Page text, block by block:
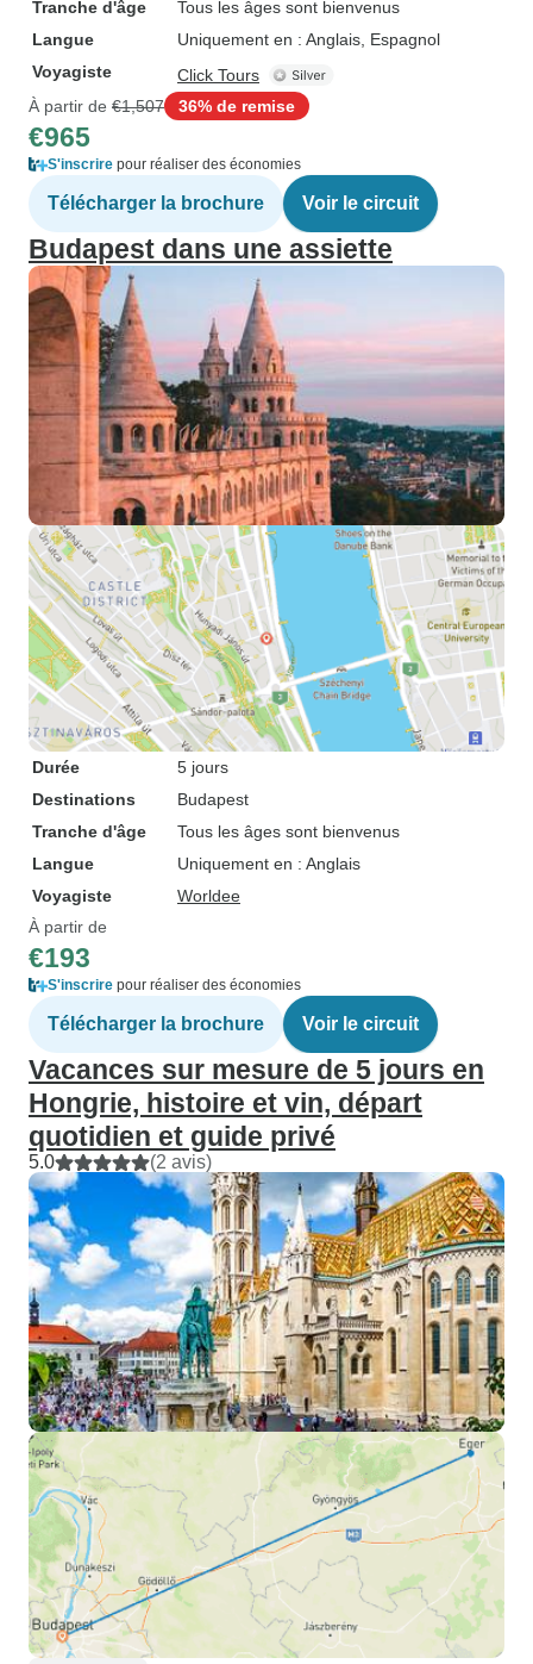
Tranche d'âge
Tous les âges sont bienvenus
Langue
Uniquement en : Anglais, Espagnol
Voyagiste
Click Tours
À partir de €1,507 36% de remise
€965
S'inscrire pour réaliser des économies
Télécharger la brochure Voir le circuit
Budapest dans une assiette
Durée
5 jours
Destinations
Budapest
Tranche d'âge
Tous les âges sont bienvenus
Langue
Uniquement en : Anglais
Voyagiste
Worldee
À partir de
€193
S'inscrire pour réaliser des économies
Télécharger la brochure Voir le circuit
Vacances sur mesure de 5 jours en
Hongrie, histoire et vin, départ
quotidien et guide privé
5.0 (2 avis)